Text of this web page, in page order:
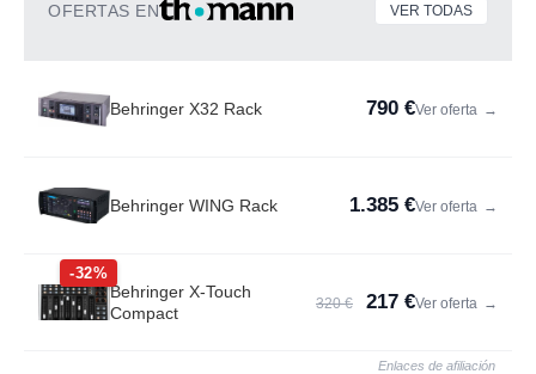
OFERTAS EN VER TODAS
Behringer X32 Rack 790 €Ver oferta →
Behringer WING Rack 1.385 €Ver oferta →
-32%
Behringer X-Touch
Compact
320 € 217 €Ver oferta →
Enlaces de afiliación